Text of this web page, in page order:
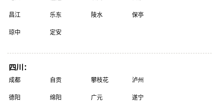
昌江 乐东 陵水 保亭
琼中 定安
四川：
成都 自贡 攀枝花 泸州
德阳 绵阳 广元 遂宁